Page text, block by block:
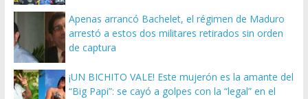
Apenas arrancó Bachelet, el régimen de Maduro
arrestó a estos dos militares retirados sin orden
de captura
¡UN BICHITO VALE! Este mujerón es la amante del
“Big Papi”: se cayó a golpes con la “legal” en el